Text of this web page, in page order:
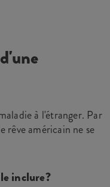
à l'étranger. Par
américain ne se
inclure?